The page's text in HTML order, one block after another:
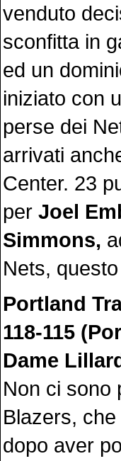
venduto
sconfitta in
ed un
iniziato con
perse dei
arrivati
Center. 23
per Joel
Simmons,
Nets,
Portland
118-115
Dame
Non ci sono
Blazers,
dopo aver